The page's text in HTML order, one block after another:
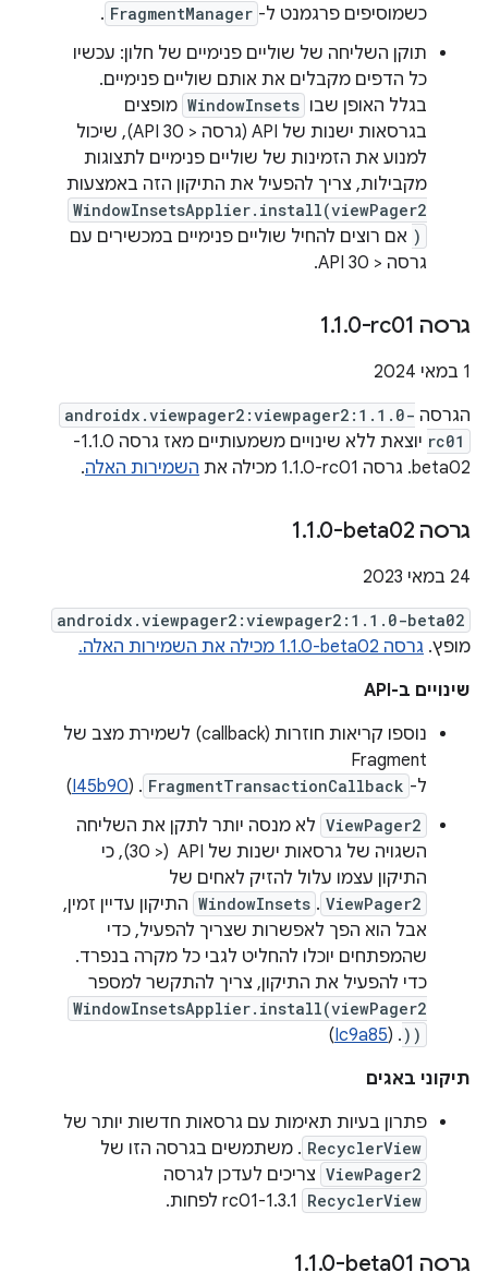
כשמוסיפים פרגמנט ל- FragmentManager
.
תוקן השליחה של שוליים פנימיים של חלון: עכשיו
כל הדפים מקבלים את אותם שוליים פנימיים.
בגלל האופן שבו WindowInsets מופצים
בגרסאות ישנות של API (גרסה < API 30), שיכול
למנוע את הזמינות של שוליים פנימיים לתצוגות
מקבילות, צריך להפעיל את התיקון הזה באמצעות
WindowInsetsApplier.install(viewPager2
) אם רוצים להחיל שוליים פנימיים במכשירים עם
גרסה < API 30.
גרסה ‎1 .1.0-rc01
‫1 במאי 2024
הגרסה androidx.viewpager2:viewpager2:1.1.0-
rc01
יוצאת ללא שינויים משמעותיים מאז גרסה 1.1.0-
beta02. גרסה ‎1.1.0-rc01 מכילה את
השמירות האלה.
גרסה ‎1 .1.0-beta02
‫24 במאי 2023
androidx.viewpager2:viewpager2:1.1.0-beta02
מופץ. גרסה ‎1.1.0-beta02 מכילה את השמירות האלה.
שינויים ב-API
נוספו קריאות חוזרות (callback) לשמירת מצב של
Fragment
ל- FragmentTransactionCallback
. (
I45b90
)
ViewPager2 לא מנסה יותר לתקן את השליחה
השגויה של גרסאות ישנות של API ‏ (< 30), כי
התיקון עצמו עלול להזיק לאחים של
ViewPager2
.
WindowInsets התיקון עדיין זמין,
אבל הוא הפך לאפשרות שצריך להפעיל, כדי
שהמפתחים יוכלו להחליט לגבי כל מקרה בנפרד.
כדי להפעיל את התיקון, צריך להתקשר למספר
WindowInsetsApplier.install(viewPager2
))
. (
Ic9a85
)
תיקוני באגים
פתרון בעיות תאימות עם גרסאות חדשות יותר של
RecyclerView . משתמשים בגרסה הזו של
ViewPager2 צריכים לעדכן לגרסה
RecyclerView
גרסה ‎1 .1.0-beta01